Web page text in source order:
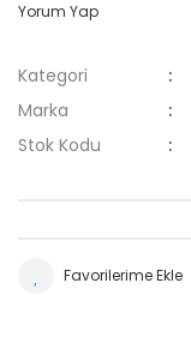
Yorum Yap
Kategori
Marka
Stok Kodu